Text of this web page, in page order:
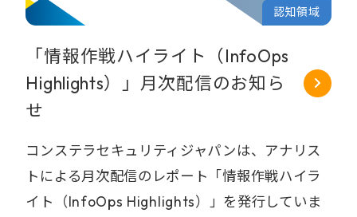
認知領域
「情報作戦ハイライト（InfoOps
Highlights）」月次配信のお知ら
せ
コンステラセキュリティジャパンは、アナリス
トによる月次配信のレポート「情報作戦ハイラ
イト（InfoOps Highlights）」を発行していま